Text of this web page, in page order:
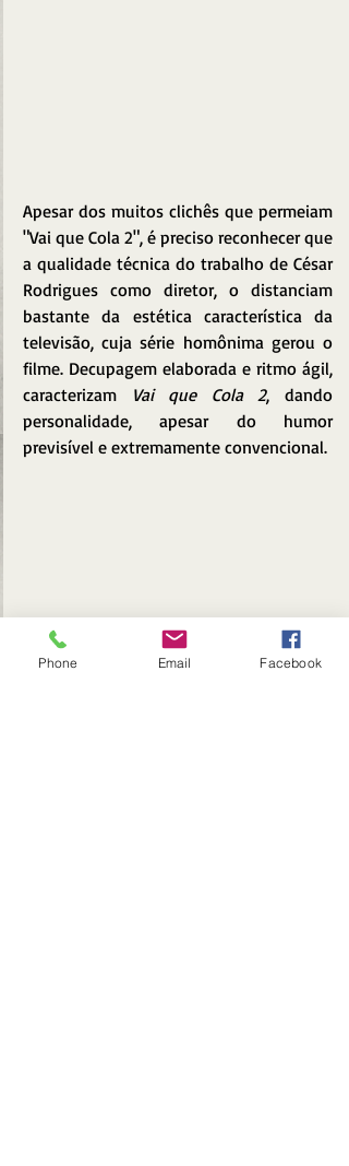
Apesar dos muitos clichês que permeiam
"Vai que Cola 2", é preciso reconhecer que
a qualidade técnica do trabalho de César
Rodrigues como diretor, o distanciam
bastante da estética característica da
televisão, cuja série homônima gerou o
filme. Decupagem elaborada e ritmo ágil,
caracterizam
Vai que Cola 2, dando
personalidade, apesar do humor
previsível e extremamente convencional.
Phone Email Facebook